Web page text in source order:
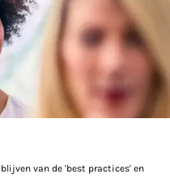
van de 'best practices' en